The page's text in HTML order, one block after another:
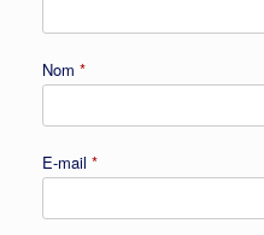
Nom *
E-mail *